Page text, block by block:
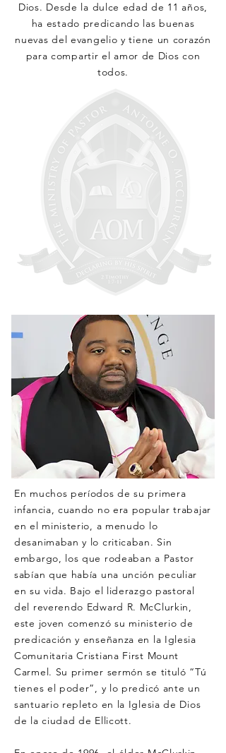
Dios. Desde la dulce edad de 11 años,
ha estado predicando las buenas
nuevas del evangelio y tiene un corazón
para compartir el amor de Dios con
todos.
En muchos períodos de su primera
infancia, cuando no era popular trabajar
en el ministerio, a menudo lo
desanimaban y lo criticaban. Sin
embargo, los que rodeaban a Pastor
sabían que había una unción peculiar
en su vida. Bajo el liderazgo pastoral
del reverendo Edward R. McClurkin,
este joven comenzó su ministerio de
predicación y enseñanza en la Iglesia
Comunitaria Cristiana First Mount
Carmel. Su primer sermón se tituló “Tú
tienes el poder”, y lo predicó ante un
santuario repleto en la Iglesia de Dios
de la ciudad de Ellicott.